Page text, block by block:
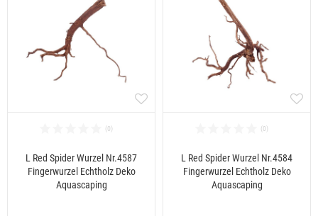
L Red Spider Wurzel Nr.4587
Fingerwurzel Echtholz Deko
Aquascaping
L Red Spider Wurzel Nr.4584
Fingerwurzel Echtholz Deko
Aquascaping